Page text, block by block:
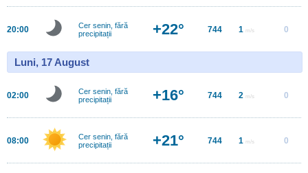
20:00
Cer senin, fără
precipitații
+22° 744 1 m/s 0
Luni, 17 August
02:00
Cer senin, fără
precipitații
+16° 744 2 m/s 0
08:00
Cer senin, fără
precipitații
+21° 744 1 m/s 0